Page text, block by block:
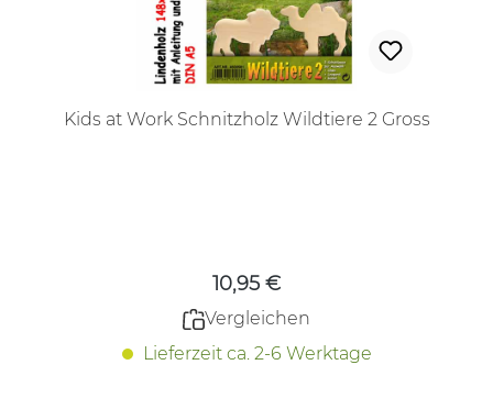
Kids at Work Schnitzholz Wildtiere 2 Gross
10,95 €
Vergleichen
Lieferzeit ca. 2-6 Werktage